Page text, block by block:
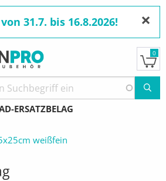
31.7. bis 16.8.2026! ×
0
WERKZEUGE
ERSATZBELAG